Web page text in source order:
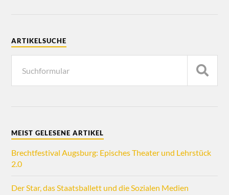
ARTIKELSUCHE
MEIST GELESENE ARTIKEL
Brechtfestival Augsburg: Episches Theater und Lehrstück
2.0
Der Star, das Staatsballett und die Sozialen Medien